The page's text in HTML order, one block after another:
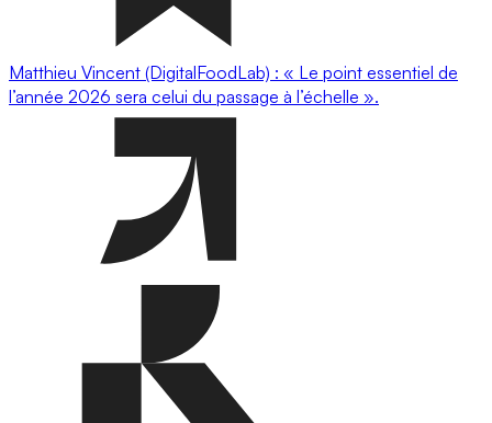
Matthieu Vincent (DigitalFoodLab) : « Le point essentiel de
l’année 2026 sera celui du passage à l’échelle ».